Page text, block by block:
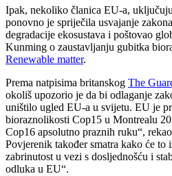
Ipak, nekoliko članica EU-a,
ponovno je spriječila usvajanje
degradacije ekosustava i poštovao
Kunming o zaustavljanju gubitka
Renewable matter.
Prema natpisima britanskog The
okoliš upozorio je da bi odlaganje
uništilo ugled EU-a u svijetu. EU je
bioraznolikosti Cop15 u Montrealu
Cop16 apsolutno praznih ruku“,
Povjerenik također smatra kako će to
zabrinutost u vezi s dosljednošću i
odluka u EU“.